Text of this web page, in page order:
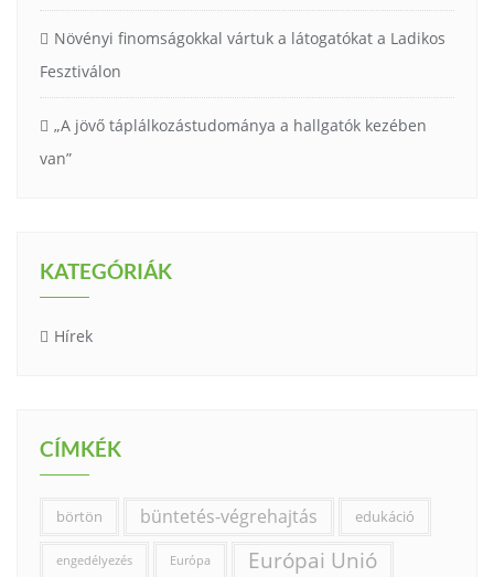
Növényi finomságokkal vártuk a látogatókat a Ladikos
Fesztiválon
„A jövő táplálkozástudománya a hallgatók kezében
van”
KATEGÓRIÁK
Hírek
CÍMKÉK
börtön büntetés-végrehajtás edukáció
engedélyezés Európa Európai Unió